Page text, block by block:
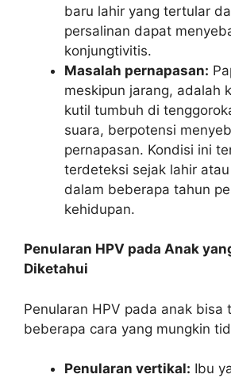
baru lahir yang tertular
persalinan dapat
konjungtivitis.
Masalah pernapasan:
meskipun jarang, adalah
kutil tumbuh di
suara, berpotensi
pernapasan. Kondisi ini
terdeteksi sejak lahir
dalam beberapa tahun
kehidupan.
Penularan HPV pada Anak
Diketahui
Penularan HPV pada anak bisa
beberapa cara yang mungkin
Penularan vertikal: Ibu